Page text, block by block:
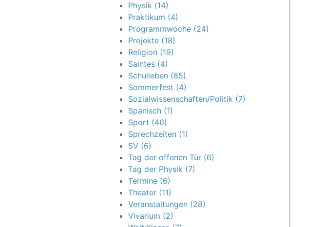
Physik (14)
Praktikum (4)
Programmwoche (24)
Projekte (18)
Religion (19)
Saintes (4)
Schulleben (85)
Sommerfest (4)
Sozialwissenschaften/Politik (7)
Spanisch (1)
Sport (46)
Sprechzeiten (1)
SV (6)
Tag der offenen Tür (6)
Tag der Physik (7)
Termine (6)
Theater (11)
Veranstaltungen (28)
Vivarium (2)